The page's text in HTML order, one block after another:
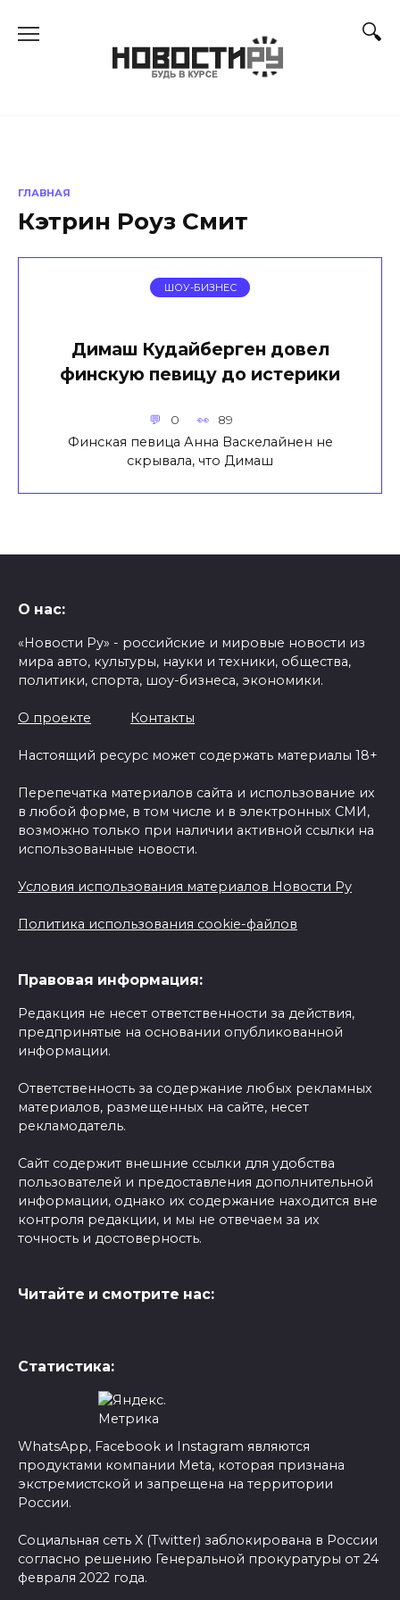
ГЛАВНАЯ
Кэтрин Роуз Смит
ШОУ-БИЗНЕС
Димаш Кудайберген довел
финскую певицу до истерики
0 89
Финская певица Анна Васкелайнен не
скрывала, что Димаш
О нас:
«Новости Ру» - российские и мировые новости из
мира авто, культуры, науки и техники, общества,
политики, спорта, шоу-бизнеса, экономики.
О проекте Контакты
Настоящий ресурс может содержать материалы 18+
Перепечатка материалов сайта и использование их
в любой форме, в том числе и в электронных СМИ,
возможно только при наличии активной ссылки на
использованные новости.
Условия использования материалов Новости Ру
Политика использования cookie-файлов
Правовая информация:
Редакция не несет ответственности за действия,
предпринятые на основании опубликованной
информации.
Ответственность за содержание любых рекламных
материалов, размещенных на сайте, несет
рекламодатель.
Сайт содержит внешние ссылки для удобства
пользователей и предоставления дополнительной
информации, однако их содержание находится вне
контроля редакции, и мы не отвечаем за их
точность и достоверность.
Читайте и смотрите нас:
Статистика:
WhatsApp, Facebook и Instagram являются
продуктами компании Meta, которая признана
экстремистской и запрещена на территории
России.
Социальная сеть X (Twitter) заблокирована в России
согласно решению Генеральной прокуратуры от 24
февраля 2022 года.